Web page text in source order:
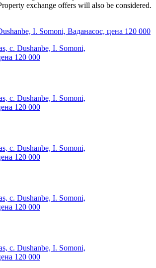
exchange offers will also be considered.